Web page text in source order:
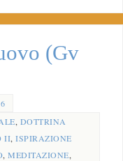
(Gv
, DOTTRINA
II,ISPIRAZIONE
,MEDITAZIONE,